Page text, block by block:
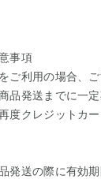
事項
ご利用の場合、
品発送までに一
度クレジットカ
発送の際に有効